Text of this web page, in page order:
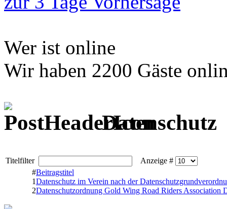
Wer ist online
Wir haben 2200 Gäste
Datenschutz
Titelfilter
Anzeige #
#Beitragstitel
1Datenschutz im Verein nach der
2Datenschutzordnung Gold Wing Road Riders Association